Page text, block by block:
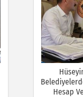
Hesap